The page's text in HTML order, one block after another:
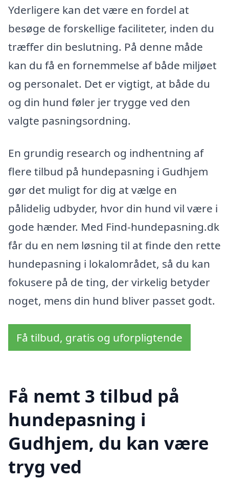
Yderligere kan det være en fordel at
besøge de forskellige faciliteter, inden du
træffer din beslutning. På denne måde
kan du få en fornemmelse af både miljøet
og personalet. Det er vigtigt, at både du
og din hund føler jer trygge ved den
valgte pasningsordning.
En grundig research og indhentning af
flere tilbud på hundepasning i Gudhjem
gør det muligt for dig at vælge en
pålidelig udbyder, hvor din hund vil være i
gode hænder. Med Find-hundepasning.dk
får du en nem løsning til at finde den rette
hundepasning i lokalområdet, så du kan
fokusere på de ting, der virkelig betyder
noget, mens din hund bliver passet godt.
Få tilbud, gratis og uforpligtende
Få nemt 3 tilbud på
hundepasning i
Gudhjem, du kan være
tryg ved